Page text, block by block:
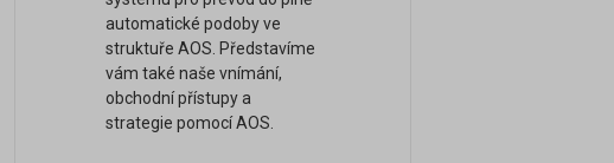
automatické podoby ve
struktuře AOS. Představíme
vám také naše vnímání,
obchodní přístupy a
strategie pomocí AOS.